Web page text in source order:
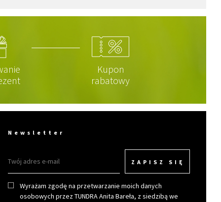
Kupon
rabatowy
Newsletter
ZAPISZ SIĘ
Wyrażam zgodę na przetwarzanie moich danych
osobowych przez TUNDRA Anita Bareła, z siedzibą we